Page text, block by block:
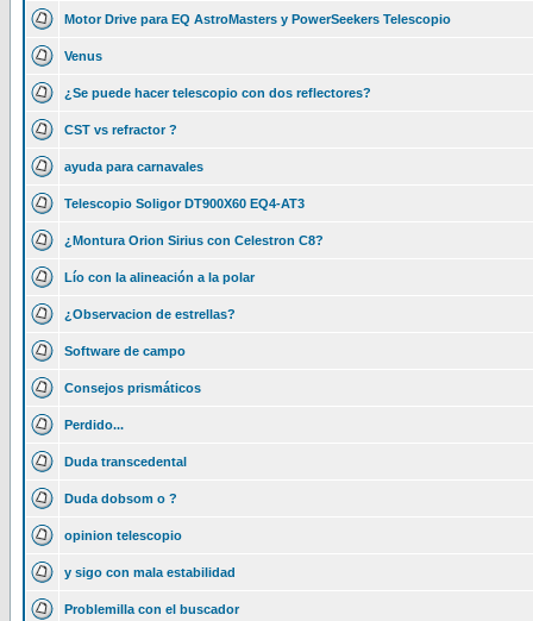
Motor Drive para EQ AstroMasters y PowerSeekers Telescopio
Venus
¿Se puede hacer telescopio con dos reflectores?
CST vs refractor ?
ayuda para carnavales
Telescopio Soligor DT900X60 EQ4-AT3
¿Montura Orion Sirius con Celestron C8?
Lío con la alineación a la polar
¿Observacion de estrellas?
Software de campo
Consejos prismáticos
Perdido...
Duda transcedental
Duda dobsom o ?
opinion telescopio
y sigo con mala estabilidad
Problemilla con el buscador